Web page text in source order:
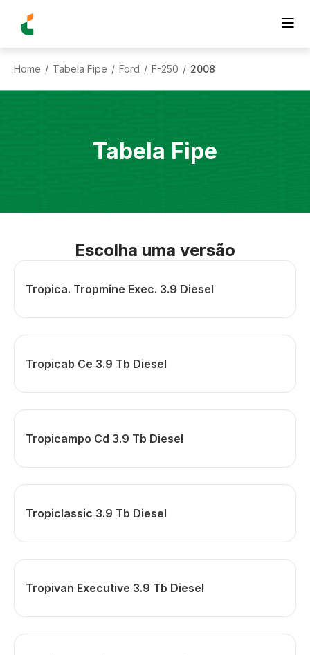
Home / Tabela Fipe / Ford / F-250 / 2008
Tabela Fipe
Escolha uma versão
Tropica. Tropmine Exec. 3.9 Diesel
Tropicab Ce 3.9 Tb Diesel
Tropicampo Cd 3.9 Tb Diesel
Tropiclassic 3.9 Tb Diesel
Tropivan Executive 3.9 Tb Diesel